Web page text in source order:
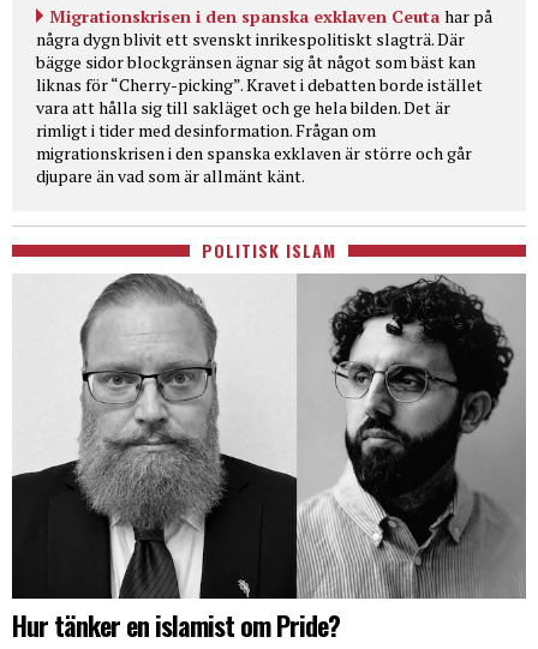
Migrationskrisen i den spanska exklaven Ceuta har på
några dygn blivit ett svenskt inrikespolitiskt slagträ. Där
bägge sidor blockgränsen ägnar sig åt något som bäst kan
liknas för “Cherry-picking”. Kravet i debatten borde istället
vara att hålla sig till sakläget och ge hela bilden. Det är
rimligt i tider med desinformation. Frågan om
migrationskrisen i den spanska exklaven är större och går
djupare än vad som är allmänt känt.
POLITISK ISLAM
Hur tänker en islamist om Pride?